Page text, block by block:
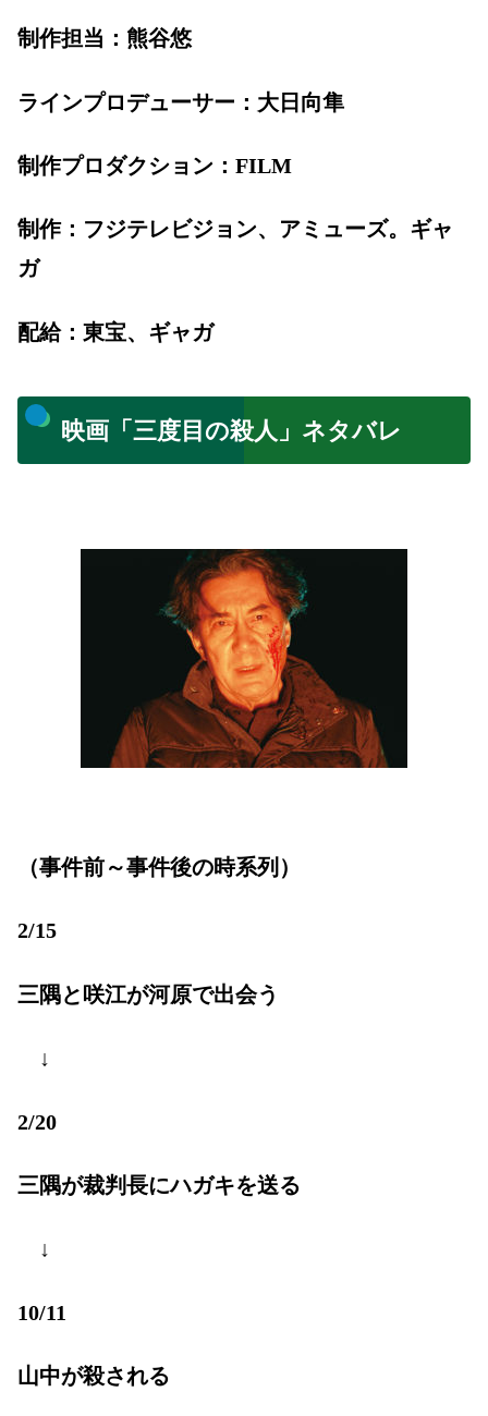
制作担当：熊谷悠
ラインプロデューサー：大日向隼
制作プロダクション：FILM
制作：フジテレビジョン、アミューズ。ギャ
ガ
配給：東宝、ギャガ
映画「三度目の殺人」ネタバレ
（事件前～事件後の時系列）
2/15
三隅と咲江が河原で出会う
↓
2/20
三隅が裁判長にハガキを送る
↓
10/11
山中が殺される